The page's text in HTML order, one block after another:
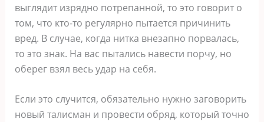
выглядит изрядно потрепанной, то это говорит о
том, что кто-то регулярно пытается причинить
вред. В случае, когда нитка внезапно порвалась,
то это знак. На вас пытались навести порчу, но
оберег взял весь удар на себя.
Если это случится, обязательно нужно заговорить
новый талисман и провести обряд, который точно